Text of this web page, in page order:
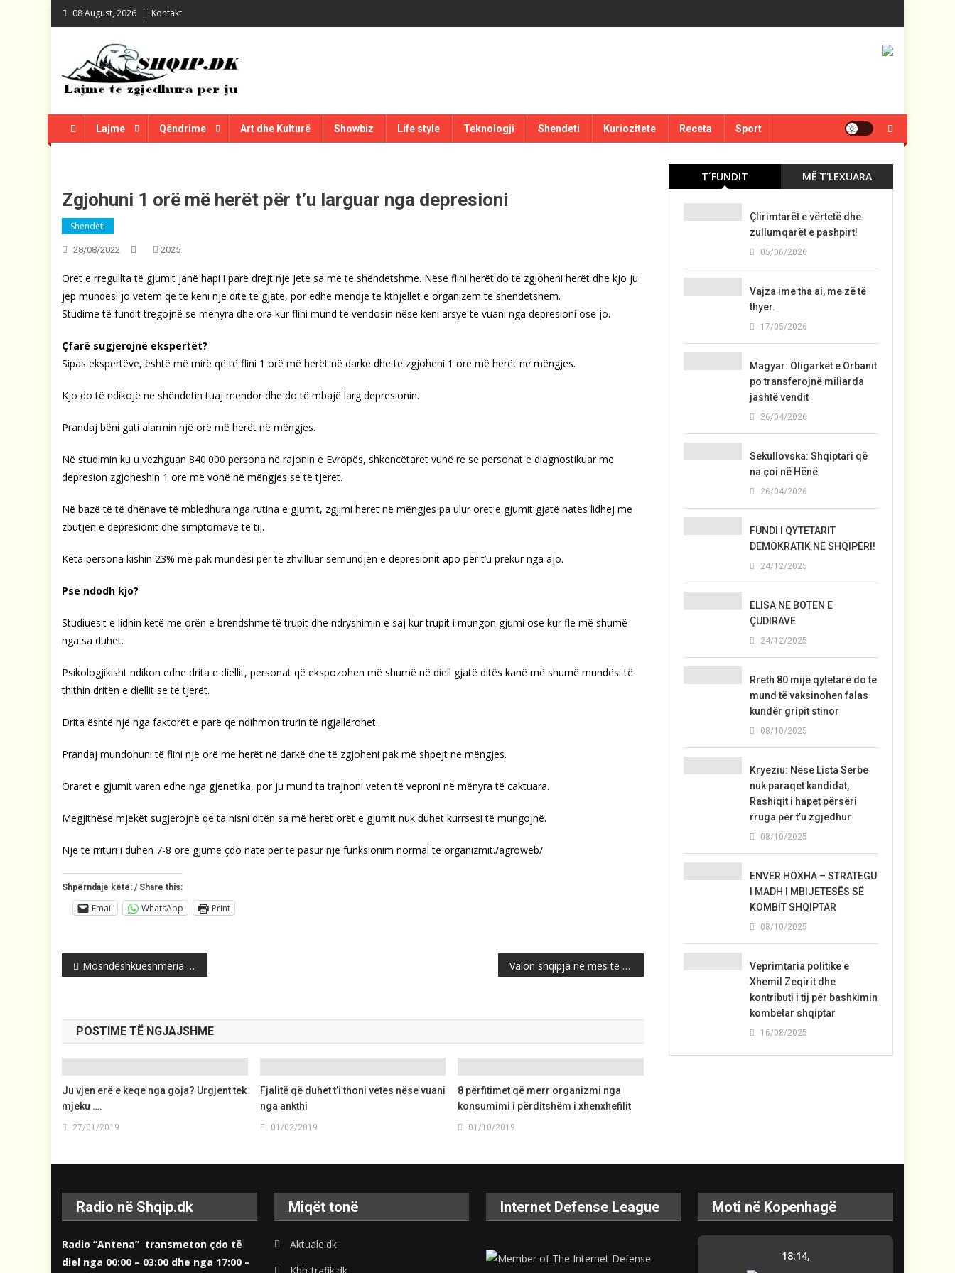
Skip
to
08 August, 2026 Kontakt
Lajme Qëndrime Art dhe Kulturë Showbiz Life style Teknologji Shendeti Kuriozitete Receta Sport
Zgjohuni 1 orë më herët për t’u larguar nga depresioni
Shendeti
28/08/2022 2025
Orët e rregullta të gjumit janë hapi i parë drejt një jete sa më të shëndetshme. Nëse flini herët do të zgjoheni herët dhe kjo ju
jep mundësi jo vetëm që të keni një ditë të gjatë, por edhe mendje të kthjellët e organizëm të shëndetshëm.
Studime të fundit tregojnë se mënyra dhe ora kur flini mund të vendosin nëse keni arsye të vuani nga depresioni ose jo.
Çfarë sugjerojnë ekspertët?
Sipas ekspertëve, është më mirë që të flini 1 orë më herët në darkë dhe të zgjoheni 1 orë më herët në mëngjes.
Kjo do të ndikojë në shëndetin tuaj mendor dhe do të mbajë larg depresionin.
Prandaj bëni gati alarmin një orë më herët në mëngjes.
Në studimin ku u vëzhguan 840.000 persona në rajonin e Evropës, shkencëtarët vunë re se personat e diagnostikuar me
depresion zgjoheshin 1 orë më vonë në mëngjes se të tjerët.
Në bazë të të dhënave të mbledhura nga rutina e gjumit, zgjimi herët në mëngjes pa ulur orët e gjumit gjatë natës lidhej me
zbutjen e depresionit dhe simptomave të tij.
Këta persona kishin 23% më pak mundësi për të zhvilluar sëmundjen e depresionit apo për t’u prekur nga ajo.
Pse ndodh kjo?
Studiuesit e lidhin këtë me orën e brendshme të trupit dhe ndryshimin e saj kur trupit i mungon gjumi ose kur fle më shumë
nga sa duhet.
Psikologjikisht ndikon edhe drita e diellit, personat që ekspozohen më shumë në diell gjatë ditës kanë më shumë mundësi të
thithin dritën e diellit se të tjerët.
Drita është një nga faktorët e parë që ndihmon trurin të rigjallërohet.
Prandaj mundohuni të flini një orë më herët në darkë dhe të zgjoheni pak më shpejt në mëngjes.
Oraret e gjumit varen edhe nga gjenetika, por ju mund ta trajnoni veten të veproni në mënyra të caktuara.
Megjithëse mjekët sugjerojnë që ta nisni ditën sa më herët orët e gjumit nuk duhet kurrsesi të mungojnë.
Një të rrituri i duhen 7-8 orë gjumë çdo natë për të pasur një funksionim normal të organizmit./agroweb/
Shpërndaje këtë: / Share this:
Email WhatsApp Print
Post
navigation
Mosndëshkueshmëria stimulon krimin e organizuar dhe korrupsionin Valon shqipja në mes të Sërbisë / E injoruan në fillim, i riu shqiptar fiton medaljen e artë
POSTIME TË NGJAJSHME
Ju vjen erë e keqe nga goja? Urgjent tek
mjeku ….
27/01/2019
Fjalitë që duhet t’i thoni vetes nëse vuani
nga ankthi
01/02/2019
8 përfitimet që merr organizmi nga
konsumimi i përditshëm i xhenxhefilit
01/10/2019
T´FUNDIT MË T'LEXUARA
Çlirimtarët e vërtetë dhe
zullumqarët e pashpirt!
05/06/2026
Vajza ime tha ai, me zë të
thyer.
17/05/2026
Magyar: Oligarkët e Orbanit
po transferojnë miliarda
jashtë vendit
26/04/2026
Sekullovska: Shqiptari që
na çoi në Hënë
26/04/2026
FUNDI I QYTETARIT
DEMOKRATIK NË SHQIPËRI!
24/12/2025
ELISA NË BOTËN E
ÇUDIRAVE
24/12/2025
Rreth 80 mijë qytetarë do të
mund të vaksinohen falas
kundër gripit stinor
08/10/2025
Kryeziu: Nëse Lista Serbe
nuk paraqet kandidat,
Rashiqit i hapet përsëri
rruga për t’u zgjedhur
08/10/2025
ENVER HOXHA – STRATEGU
I MADH I MBIJETESËS SË
KOMBIT SHQIPTAR
08/10/2025
Veprimtaria politike e
Xhemil Zeqirit dhe
kontributi i tij për bashkimin
kombëtar shqiptar
16/08/2025
Radio në Shqip.dk
Radio “Antena” transmeton çdo të
diel nga 00:00 – 03:00 dhe nga 17:00 –
Miqët tonë
Aktuale.dk
Internet Defense League Moti në Kopenhagë
18:14,